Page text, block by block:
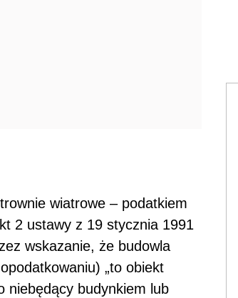
wiatrowe – podatkiem
2 ustawy z 19 stycznia 1991
wskazanie, że budowla
„to obiekt
niebędący budynkiem lub